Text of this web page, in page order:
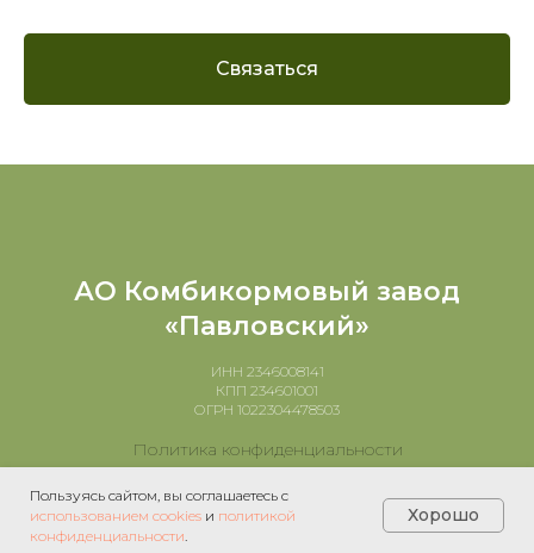
Связаться
АО Комбикормовый завод
«Павловский»
ИНН 2346008141
КПП 234601001
ОГРН 1022304478503
Политика конфиденциальности
Наверх
Пользуясь сайтом, вы соглашаетесь с
использованием cookies и политикой
конфиденциальности.
Хорошо